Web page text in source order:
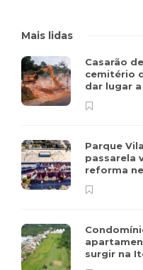
Mais lidas
Casarão
cemitério
dar lugar
Parque
passarela
reforma
surgir na